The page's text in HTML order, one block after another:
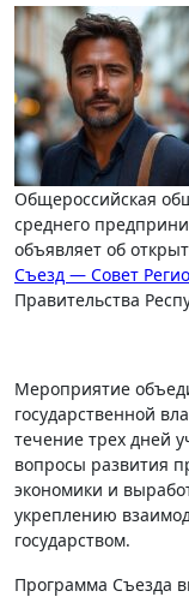
Общероссийская общественная организация малого и
среднего
объявляет об
Съезд — Совет
Правительства
Мероприятие
государственной
течение трех дней
вопросы развития
экономики и
укреплению
государством.
Программа Съезда